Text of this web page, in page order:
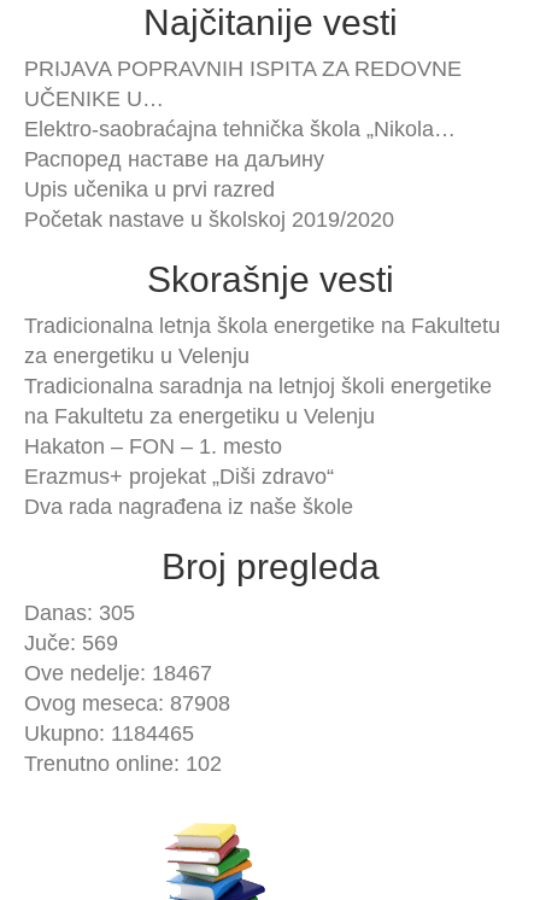
Najčitanije vesti
PRIJAVA POPRAVNIH ISPITA ZA REDOVNE
UČENIKE U…
Elektro-saobraćajna tehnička škola „Nikola…
Распоред наставе на даљину
Upis učenika u prvi razred
Početak nastave u školskoj 2019/2020
Skorašnje vesti
Tradicionalna letnja škola energetike na Fakultetu
za energetiku u Velenju
Tradicionalna saradnja na letnjoj školi energetike
na Fakultetu za energetiku u Velenju
Hakaton – FON – 1. mesto
Erazmus+ projekat „Diši zdravo“
Dva rada nagrađena iz naše škole
Broj pregleda
Danas: 305
Juče: 569
Ove nedelje: 18467
Ovog meseca: 87908
Ukupno: 1184465
Trenutno online: 102